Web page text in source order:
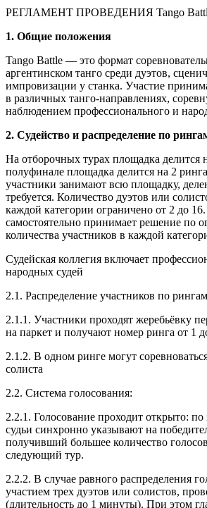
РЕГЛАМЕНТ ПРОВЕДЕНИЯ Tango
1. Общие положения
Tango Battle — это формат
аргентинском танго среди дуэтов,
импровизации у станка. Участие
в различных танго-направлениях,
наблюдением профессионального и
2. Судейство и распределение по
На отборочных турах площадка делится
полуфинале площадка делится на 2
участники занимают всю площадку,
требуется. Количество дуэтов или
каждой категории ограничено от 2 до
самостоятельно принимает решение по
количества участников в каждой
Судейская коллегия включает
народных судей
2.1. Распределение участников по
2.1.1. Участники проходят жеребьёвку
на паркет и получают номер ринга от 1
2.1.2. В одном ринге могут
солиста
2.2. Система голосования:
2.2.1. Голосование проходит открыто: по
судьи синхронно указывают на
получивший большее количество
следующий тур.
2.2.2. В случае равного распределения
участием трех дуэтов или солистов,
(длительность до 1 минуты). При этом